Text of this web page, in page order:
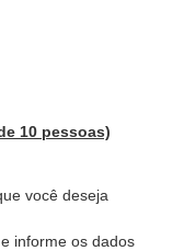
10 pessoas)
você deseja
informe os dados